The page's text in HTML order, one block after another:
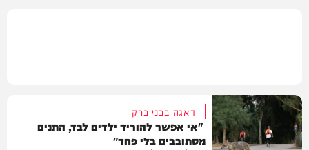
דאגה בבני ברק
"אי אפשר להוריד ילדים לבד, התנים
מסתובבים בלי פחד"